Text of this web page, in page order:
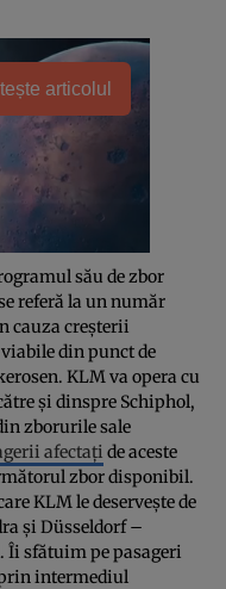
articolul
său de zbor
referă la un număr
cauza creșterii
din punct de
KLM va opera cu
și dinspre Schiphol,
zborurile sale
afectați de aceste
zbor disponibil.
KLM le deservește de
și Düsseldorf –
Îi sfătuim pe pasageri
intermediul